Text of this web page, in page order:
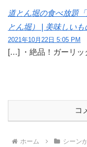
道とん堀の食べ放題
とん堀） | 美味しいも
2021年10月22日 5:05 PM
[…] ・絶品！ガーリ
コ
ホーム シーン